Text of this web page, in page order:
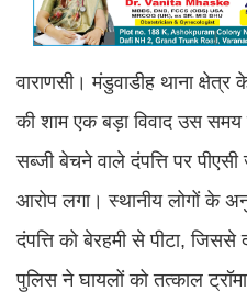
वाराणसी। मंडुवाडीह थाना
की शाम एक बड़ा विवाद उस
सब्जी बेचने वाले दंपत्ति पर पीएसी
आरोप लगा। स्थानीय लोगों के
दंपत्ति को बेरहमी से पीटा,
पुलिस ने घायलों को तत्काल